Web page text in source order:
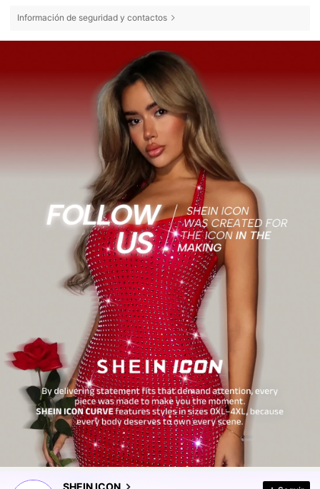
Información de seguridad y contactos
SHEIN ICON
4,84 1.8M Seguidores